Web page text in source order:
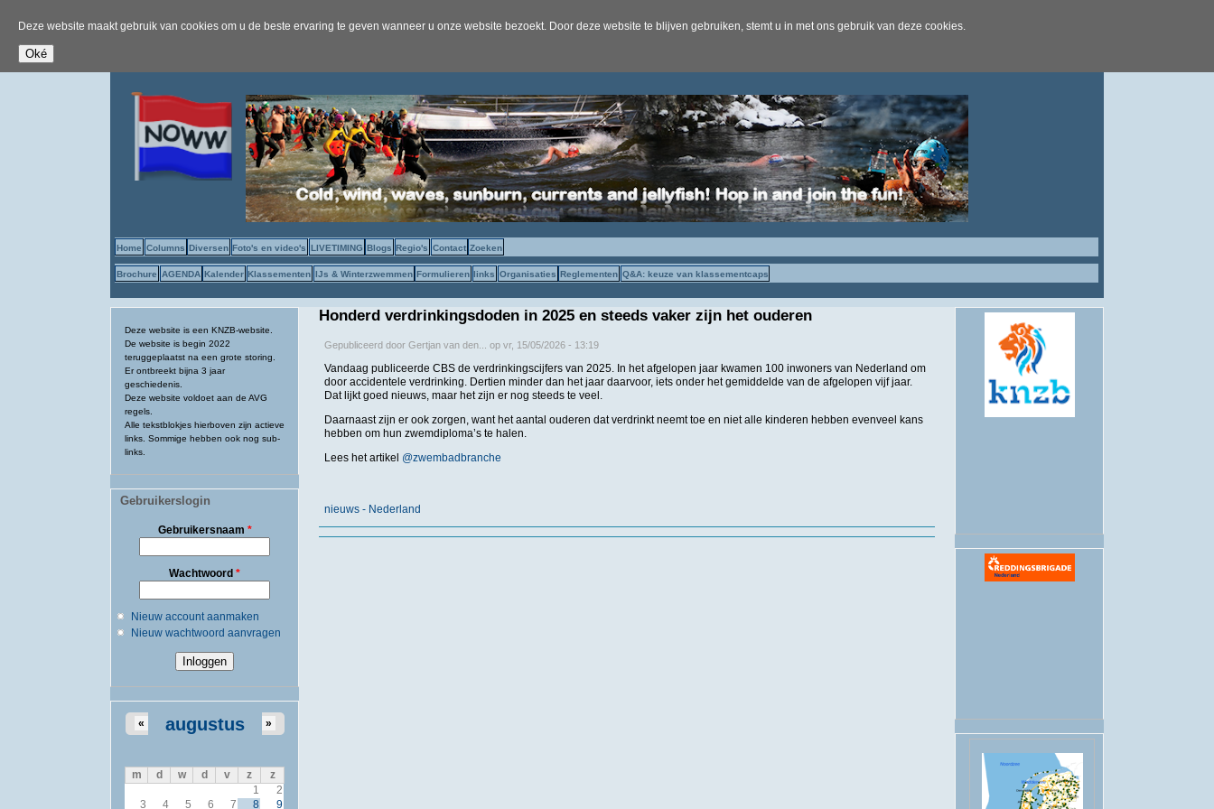
Deze website maakt gebruik van cookies om u de beste ervaring te geven wanneer u onze website bezoekt. Door deze website te blijven gebruiken, stemt u in met ons gebruik van deze cookies.
Home Columns Diversen Foto's en video's LIVETIMING Blogs Regio's Contact Zoeken
Brochure AGENDA Kalender Klassementen IJs & Winterzwemmen Formulieren links Organisaties Reglementen Q&A: keuze van klassementcaps
Deze website is een KNZB-website.
De website is begin 2022
teruggeplaatst na een grote storing.
Er ontbreekt bijna 3 jaar
geschiedenis.
Deze website voldoet aan de AVG
regels.
Alle tekstblokjes hierboven zijn actieve
links. Sommige hebben ook nog sub-
links.
Gebruikerslogin
Gebruikersnaam *
Wachtwoord *
Nieuw account aanmaken
Nieuw wachtwoord aanvragen
augustus
« »
m d w d v z
z
1
2
3
4 5 6 7 8
9
Honderd verdrinkingsdoden in 2025 en steeds vaker zijn het ouderen
Gepubliceerd door Gertjan van den... op vr, 15/05/2026 - 13:19
Vandaag publiceerde CBS de verdrinkingscijfers van 2025. In het afgelopen jaar kwamen 100 inwoners van Nederland om
door accidentele verdrinking. Dertien minder dan het jaar daarvoor, iets onder het gemiddelde van de afgelopen vijf jaar.
Dat lijkt goed nieuws, maar het zijn er nog steeds te veel.
Daarnaast zijn er ook zorgen, want het aantal ouderen dat verdrinkt neemt toe en niet alle kinderen hebben evenveel kans
hebben om hun zwemdiploma’s te halen.
Lees het artikel @zwembadbranche
nieuws - Nederland